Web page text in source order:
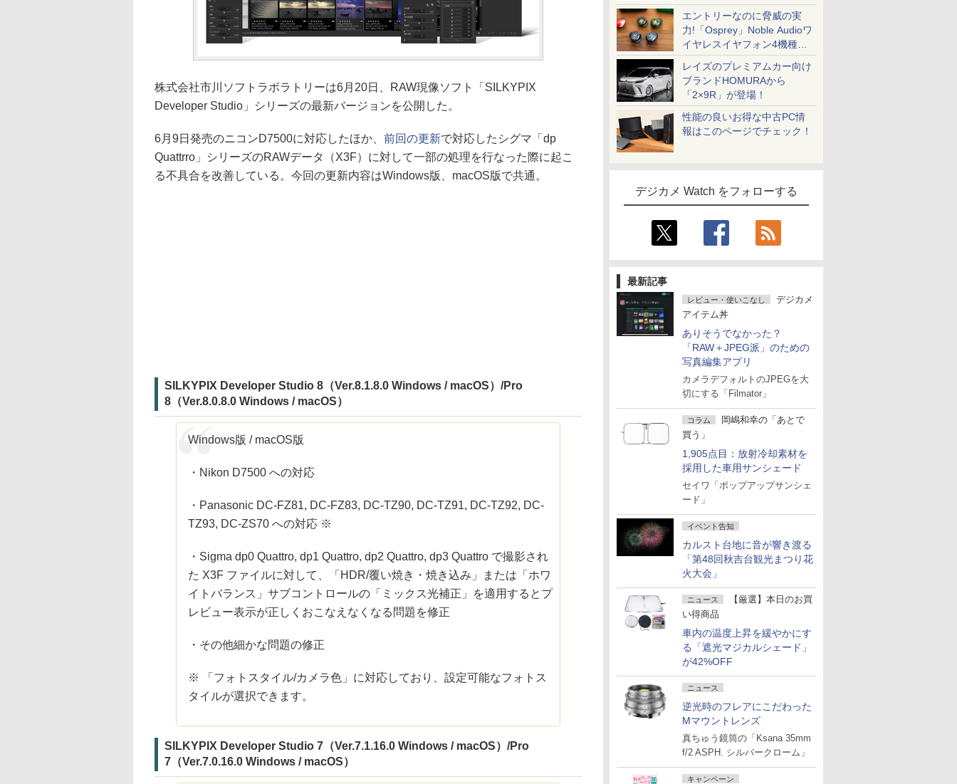
エントリーなのに脅威の実
力!「Osprey」Noble Audioワ
イヤレスイヤフォン4機種を
一気に聴く
レイズのプレミアムカー向け
ブランドHOMURAから
「2×9R」が登場！
性能の良いお得な中古PC情
報はこのページでチェック！
デジカメ Watch をフォローする
最新記事
レビュー・使いこなし
デジカメ
アイテム丼
ありそうでなかった？
「RAW＋JPEG派」のための
写真編集アプリ
カメラデフォルトのJPEGを大
切にする「Filmator」
コラム
岡嶋和幸の「あとで
買う」
1,905点目：放射冷却素材を
採用した車用サンシェード
セイワ「ポップアップサンシェ
ード」
イベント告知
カルスト台地に音が響き渡る
「第48回秋吉台観光まつり花
火大会」
ニュース
【厳選】本日のお買
い得商品
車内の温度上昇を緩やかにす
る「遮光マジカルシェード」
が42%OFF
ニュース
逆光時のフレアにこだわった
Mマウントレンズ
真ちゅう鏡筒の「Ksana 35mm
f/2 ASPH. シルバークローム」
キャンペーン
株式会社市川ソフトラボラトリーは6月20日、RAW現像ソフト「SILKYPIX
Developer Studio」シリーズの最新バージョンを公開した。
6月9日発売のニコンD7500に対応したほか、 前回の更新で対応したシグマ「dp
Quattrro」シリーズのRAWデータ（X3F）に対して一部の処理を行なった際に起こ
る不具合を改善している。今回の更新内容はWindows版、macOS版で共通。
SILKYPIX Developer Studio 8（Ver.8.1.8.0 Windows / macOS）/Pro
8（Ver.8.0.8.0 Windows / macOS）
Windows版 / macOS版
・Nikon D7500 への対応
・Panasonic DC-FZ81, DC-FZ83, DC-TZ90, DC-TZ91, DC-TZ92, DC-
TZ93, DC-ZS70 への対応 ※
・Sigma dp0 Quattro, dp1 Quattro, dp2 Quattro, dp3 Quattro で撮影され
た X3F ファイルに対して、「HDR/覆い焼き・焼き込み」または「ホワ
イトバランス」サブコントロールの「ミックス光補正」を適用するとプ
レビュー表示が正しくおこなえなくなる問題を修正
・その他細かな問題の修正
※ 「フォトスタイル/カメラ色」に対応しており、設定可能なフォトス
タイルが選択できます。
SILKYPIX Developer Studio 7（Ver.7.1.16.0 Windows / macOS）/Pro
7（Ver.7.0.16.0 Windows / macOS）